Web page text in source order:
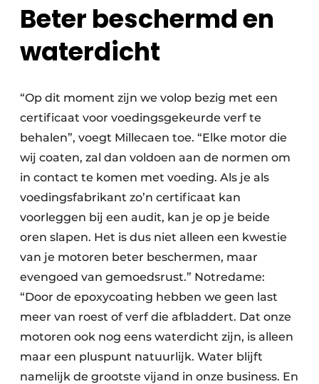
Beter beschermd en
waterdicht
“Op dit moment zijn we volop bezig met een
certificaat voor voedingsgekeurde verf te
behalen”, voegt Millecaen toe. “Elke motor die
wij coaten, zal dan voldoen aan de normen om
in contact te komen met voeding. Als je als
voedingsfabrikant zo’n certificaat kan
voorleggen bij een audit, kan je op je beide
oren slapen. Het is dus niet alleen een kwestie
van je motoren beter beschermen, maar
evengoed van gemoedsrust.” Notredame:
“Door de epoxycoating hebben we geen last
meer van roest of verf die afbladdert. Dat onze
motoren ook nog eens waterdicht zijn, is alleen
maar een pluspunt natuurlijk. Water blijft
namelijk de grootste vijand in onze business. En